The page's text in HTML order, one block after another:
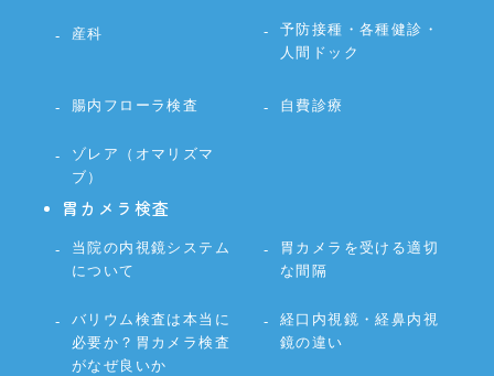
産科
予防接種・各種健診・
人間ドック
腸内フローラ検査 自費診療
ゾレア（オマリズマ
ブ）
胃カメラ検査
当院の内視鏡システム
について
胃カメラを受ける適切
な間隔
バリウム検査は本当に
必要か？胃カメラ検査
がなぜ良いか
経口内視鏡・経鼻内視
鏡の違い